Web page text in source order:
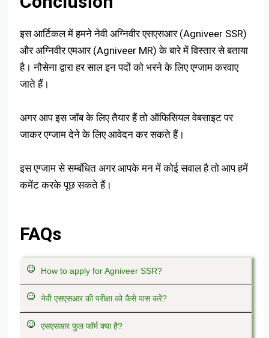
इस आर्टिकल में हमने नेवी अग्निवीर एसएसआर (Agniveer SSR)
और अग्निवीर एमआर (Agniveer MR) के बारे में विस्तार से बताया
है। नौसेना द्वारा हर साल इन पदों को भरने के लिए एग्जाम करवाए
जाते हैं।
अगर आप इस जॉब के लिए तैयार हैं तो ऑफिसियल वेबसाइट पर
जाकर एग्जाम देने के लिए आवेदन कर सकते हैं।
इस एग्जाम से सम्बंधित अगर आपके मन में कोई सवाल है तो आप हमें
कमेंट करके पूछ सकते हैं।
FAQs
How to apply for Agniveer SSR?
नेवी एसएसआर की परीक्षा को कैसे पास करें?
एसएसआर फुल फॉर्म क्या है?